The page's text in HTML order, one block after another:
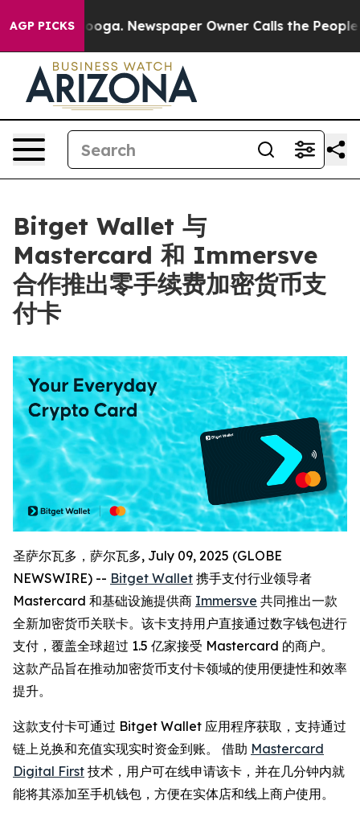
AGP PICKS Newspaper Owner Calls the People
Bitget Wallet 与
Mastercard 和 Immersve
合作推出零手续费加密货币支
付卡
圣萨尔瓦多，萨尔瓦多, July 09, 2025 (GLOBE
NEWSWIRE) -- Bitget Wallet 携手支付行业领导者
Mastercard 和基础设施提供商 Immersve 共同推出一款
全新加密货币关联卡。该卡支持用户直接通过数字钱包进行
支付，覆盖全球超过 1.5 亿家接受 Mastercard 的商户。
这款产品旨在推动加密货币支付卡领域的使用便捷性和效率
提升。
这款支付卡可通过 Bitget Wallet 应用程序获取，支持通过
链上兑换和充值实现实时资金到账。 借助 Mastercard
Digital First 技术，用户可在线申请该卡，并在几分钟内就
能将其添加至手机钱包，方便在实体店和线上商户使用。